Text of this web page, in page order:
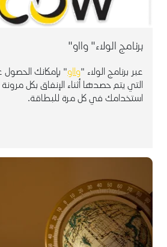
برنامج الولاء" وااو"
عبر برنامج الولاء "وااو" بإمكانك
التي يتم حصدها أثناء الإنفاق بكل
استخدامك في كل مرة للبطاقة.